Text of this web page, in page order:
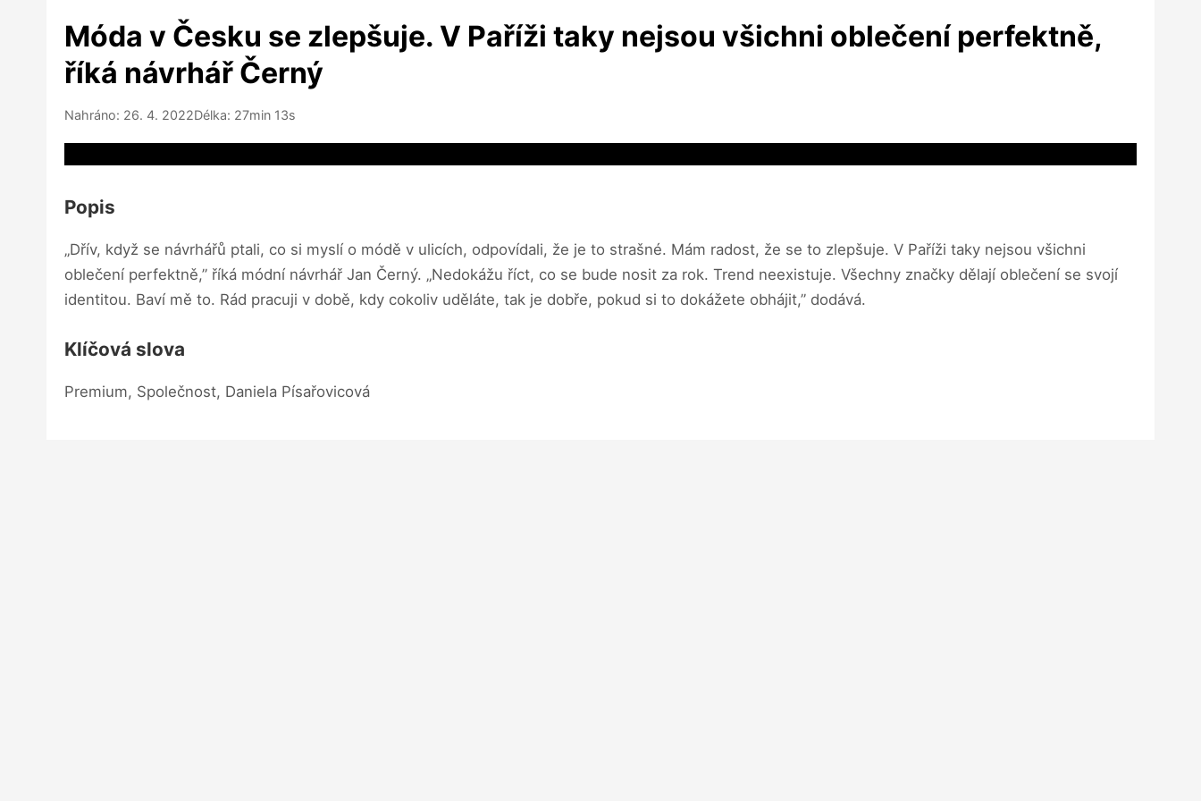
Móda v Česku se zlepšuje. V Paříži taky nejsou všichni oblečení perfektně,
říká návrhář Černý
Nahráno: 26. 4. 2022Délka: 27min 13s
Popis
„Dřív, když se návrhářů ptali, co si myslí o módě v ulicích, odpovídali, že je to strašné. Mám radost, že se to zlepšuje. V Paříži taky nejsou všichni
oblečení perfektně,” říká módní návrhář Jan Černý. „Nedokážu říct, co se bude nosit za rok. Trend neexistuje. Všechny značky dělají oblečení se svojí
identitou. Baví mě to. Rád pracuji v době, kdy cokoliv uděláte, tak je dobře, pokud si to dokážete obhájit,” dodává.
Klíčová slova
Premium, Společnost, Daniela Písařovicová